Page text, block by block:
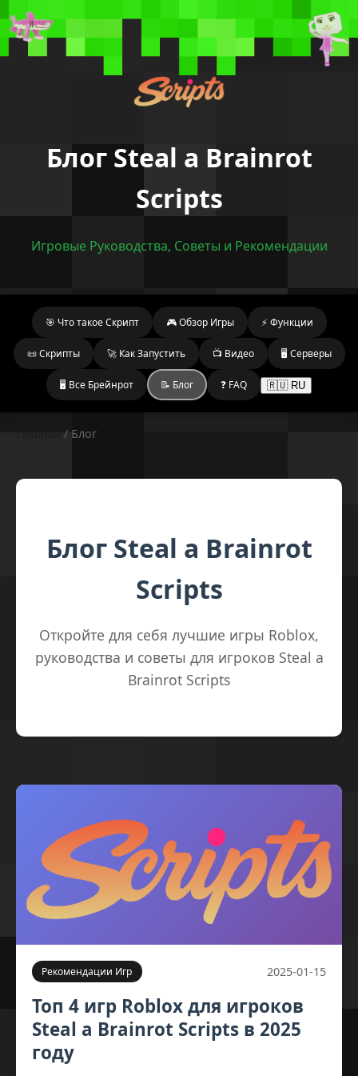
Блог Steal a Brainrot
Scripts
Игровые Руководства, Советы и Рекомендации
🎯 Что такое Скрипт 🎮 Обзор Игры ⚡ Функции
📜 Скрипты 🚀 Как Запустить 📺 Видео 🖥️ Серверы
🖥️ Все Брейнрот 📝 Блог ❓ FAQ 🇷🇺RU
/ Блог
Блог Steal a Brainrot
Scripts
Откройте для себя лучшие игры Roblox,
руководства и советы для игроков Steal a
Brainrot Scripts
Рекомендации Игр 2025-01-15
Топ 4 игр Roblox для игроков
Steal a Brainrot Scripts в 2025
году